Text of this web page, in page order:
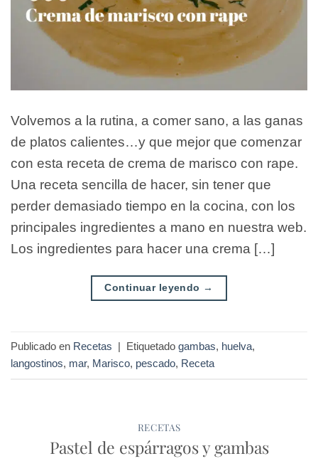
Volvemos a la rutina, a comer sano, a las ganas
de platos calientes…y que mejor que comenzar
con esta receta de crema de marisco con rape.
Una receta sencilla de hacer, sin tener que
perder demasiado tiempo en la cocina, con los
principales ingredientes a mano en nuestra web.
Los ingredientes para hacer una crema […]
Continuar leyendo →
Publicado en Recetas | Etiquetado gambas, huelva,
langostinos, mar, Marisco, pescado, Receta
RECETAS
Pastel de espárragos y gambas